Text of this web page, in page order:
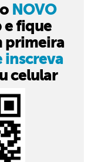
NOVO
e fique
primeira
inscreva
celular